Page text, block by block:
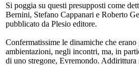
Si poggia su questi presupposti come
Bernini, Stefano Cappanari e Roberto
pubblicato da Plesio editore.
Confermatissime le dinamiche che
ambientazioni, negli incontri, ma, in
di uno stregone, Evremondo. Addirittura